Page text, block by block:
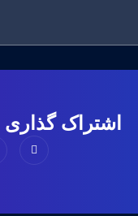
اشتراک